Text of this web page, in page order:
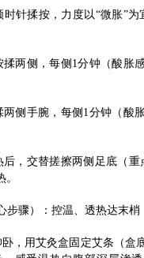
时针揉按，力度以“微胀”为
揉两侧，每侧1分钟（酸胀
两侧手腕，每侧1分钟（酸
后，交替搓擦两侧足底（重
步骤）：控温、透热达末梢
，用艾灸盒固定艾条（盒